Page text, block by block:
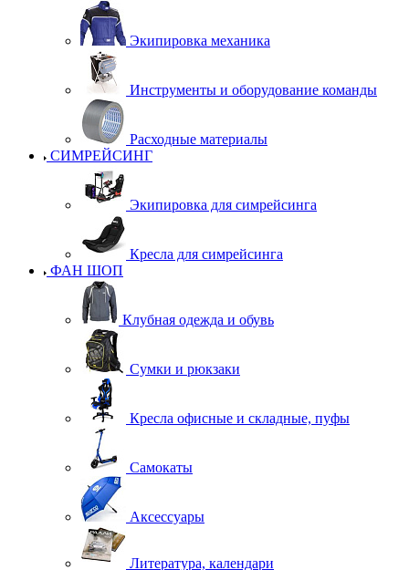
Экипировка механика
Инструменты и оборудование команды
Расходные материалы
СИМРЕЙСИНГ
Экипировка для симрейсинга
Кресла для симрейсинга
ФАН ШОП
Клубная одежда и обувь
Сумки и рюкзаки
Кресла офисные и складные, пуфы
Самокаты
Аксессуары
Литература, календари